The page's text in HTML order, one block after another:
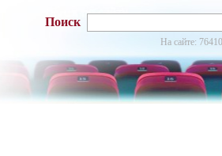
Поиск
На сайте: